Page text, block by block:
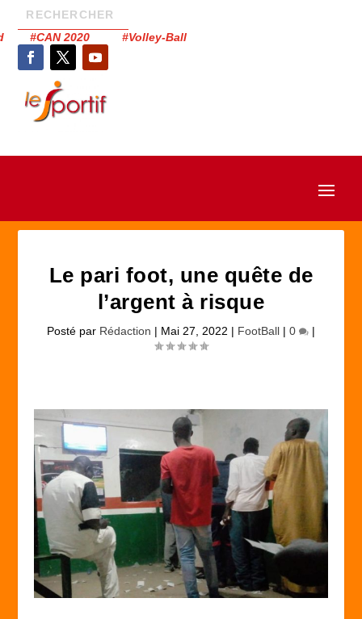
#CAN 2020 #Volley-Ball
Le pari foot, une quête de
l’argent à risque
Posté par Rédaction | Mai 27, 2022 | FootBall | 0 |